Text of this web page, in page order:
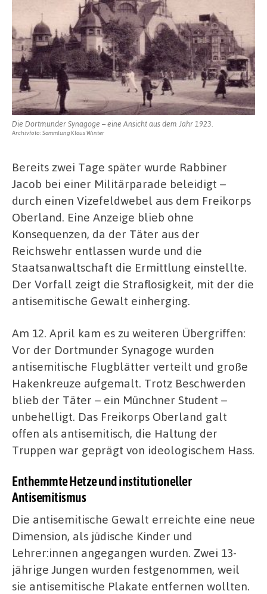
Die Dortmunder Synagoge – eine Ansicht aus dem Jahr 1923.
Archivfoto: Sammlung Klaus Winter
Bereits zwei Tage später wurde Rabbiner
Jacob bei einer Militärparade beleidigt –
durch einen Vizefeldwebel aus dem Freikorps
Oberland. Eine Anzeige blieb ohne
Konsequenzen, da der Täter aus der
Reichswehr entlassen wurde und die
Staatsanwaltschaft die Ermittlung einstellte.
Der Vorfall zeigt die Straflosigkeit, mit der die
antisemitische Gewalt einherging.
Am 12. April kam es zu weiteren Übergriffen:
Vor der Dortmunder Synagoge wurden
antisemitische Flugblätter verteilt und große
Hakenkreuze aufgemalt. Trotz Beschwerden
blieb der Täter – ein Münchner Student –
unbehelligt. Das Freikorps Oberland galt
offen als antisemitisch, die Haltung der
Truppen war geprägt von ideologischem Hass.
Enthemmte Hetze und institutioneller
Antisemitismus
Die antisemitische Gewalt erreichte eine neue
Dimension, als jüdische Kinder und
Lehrer:innen angegangen wurden. Zwei 13-
jährige Jungen wurden festgenommen, weil
sie antisemitische Plakate entfernen wollten.